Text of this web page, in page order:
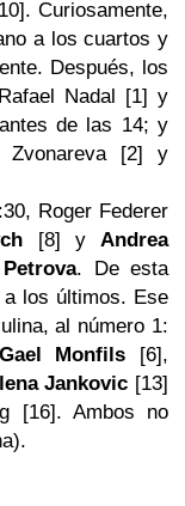
Curiosamente,
a los cuartos y
Después, los
Nadal [1] y
de las 14; y
Zvonareva [2] y
Roger Federer
[8] yAndrea
. De esta
los últimos. Ese
al número 1:
Gael Monfils [6],
Jankovic [13]
[16]. Ambos no